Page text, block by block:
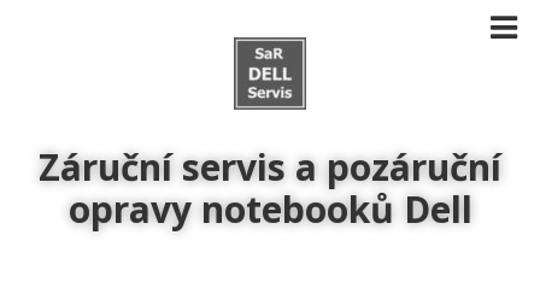
Záruční servis a pozáruční
opravy notebooků Dell